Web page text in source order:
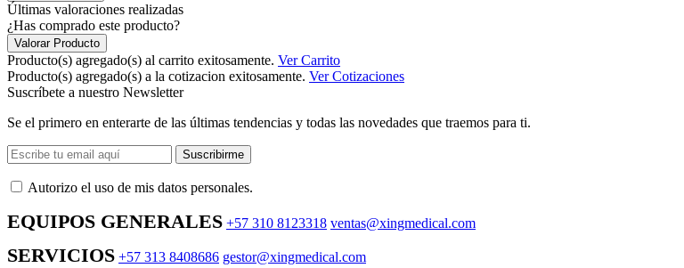
Últimas valoraciones realizadas
¿Has comprado este producto?
Valorar Producto
Producto(s) agregado(s) al carrito exitosamente. Ver Carrito
Producto(s) agregado(s) a la cotizacion exitosamente. Ver Cotizaciones
Suscríbete a nuestro Newsletter
Se el primero en enterarte de las últimas tendencias y todas las novedades que traemos para ti.
Suscribirme
Autorizo ​​el uso de mis datos personales.
EQUIPOS GENERALES +57 310 8123318 ventas@xingmedical.com
SERVICIOS +57 313 8408686 gestor@xingmedical.com